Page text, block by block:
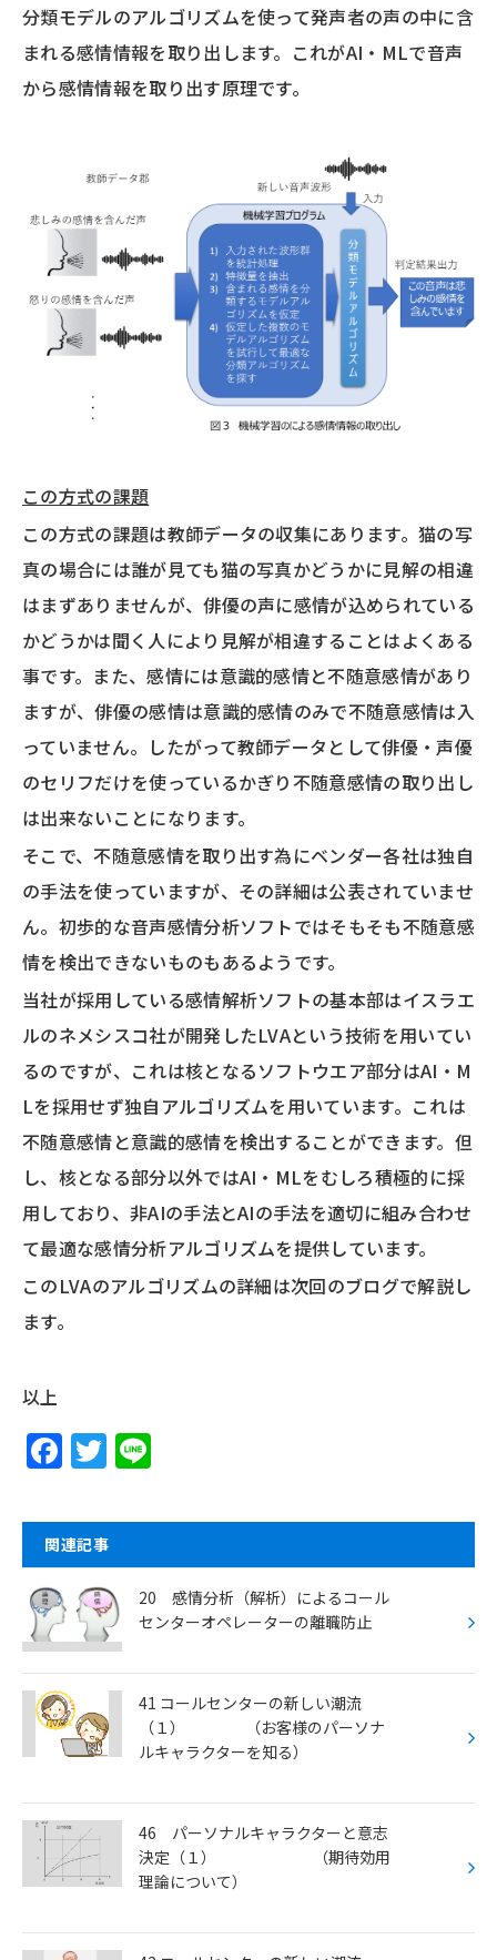
分類モデルのアルゴリズムを使って発声者の声の中に含
まれる感情情報を取り出します。これがAI・MLで音声
から感情情報を取り出す原理です。
この方式の課題
この方式の課題は教師データの収集にあります。猫の写
真の場合には誰が見ても猫の写真かどうかに見解の相違
はまずありませんが、俳優の声に感情が込められている
かどうかは聞く人により見解が相違することはよくある
事です。また、感情には意識的感情と不随意感情があり
ますが、俳優の感情は意識的感情のみで不随意感情は入
っていません。したがって教師データとして俳優・声優
のセリフだけを使っているかぎり不随意感情の取り出し
は出来ないことになります。
そこで、不随意感情を取り出す為にベンダー各社は独自
の手法を使っていますが、その詳細は公表されていませ
ん。初歩的な音声感情分析ソフトではそもそも不随意感
情を検出できないものもあるようです。
当社が採用している感情解析ソフトの基本部はイスラエ
ルのネメシスコ社が開発したLVAという技術を用いてい
るのですが、これは核となるソフトウエア部分はAI・M
Lを採用せず独自アルゴリズムを用いています。これは
不随意感情と意識的感情を検出することができます。但
し、核となる部分以外ではAI・MLをむしろ積極的に採
用しており、非AIの手法とAIの手法を適切に組み合わせ
て最適な感情分析アルゴリズムを提供しています。
このLVAのアルゴリズムの詳細は次回のブログで解説し
ます。
以上
F
c
e
b
o
o
k
T
itt
er
e
関連記事
20 感情分析（解析）によるコール
センターオペレーターの離職防止
41 コールセンターの新しい潮流
（１） （お客様のパーソナ
ルキャラクターを知る）
46 パーソナルキャラクターと意志
決定（１） （期待効用
理論について）